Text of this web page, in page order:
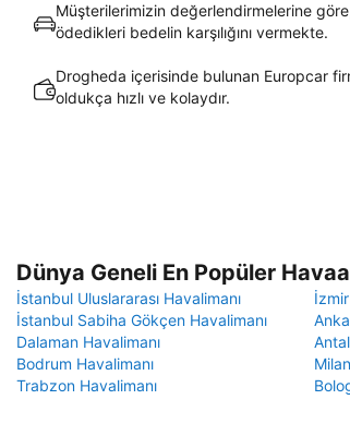
Müşterilerimizin değerlendirmelerine
ödedikleri bedelin karşılığını vermekte.
Drogheda içerisinde bulunan Europcar
oldukça hızlı ve kolaydır.
Dünya Geneli En Popüler
İstanbul Uluslararası Havalimanı
İstanbul Sabiha Gökçen Havalimanı
Dalaman Havalimanı
Bodrum Havalimanı
Trabzon Havalimanı